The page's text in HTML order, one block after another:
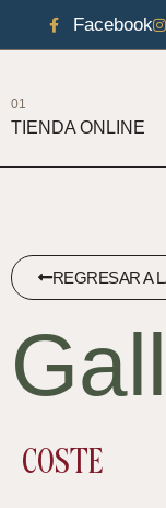
Facebook
01
TIENDA ONLINE
REGRESAR A
COSTE